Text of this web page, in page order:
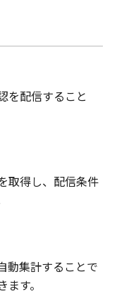
を配信すること
取得し、配信条件
動集計することで
す。